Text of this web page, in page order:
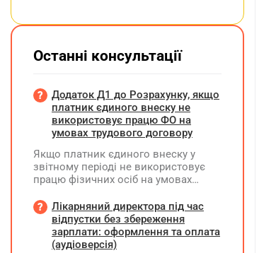
Останні консультації
Додаток Д1 до Розрахунку, якщо
платник єдиного внеску не
використовує працю ФО на
умовах трудового договору
Якщо платник єдиного внеску у
звітному періоді не використовує
працю фізичних осіб на умовах
на інших умовах, передбачених
законодавством, Додаток Д1/
Додаток ФІЗ-Д1 за відповідний
період не подається
Лікарняний директора під час
відпустки без збереження
зарплати: оформлення та оплата
(аудіоверсія)